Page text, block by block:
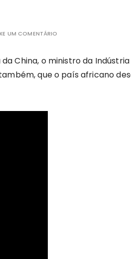
UM COMENTÁRIO
China, o ministro da
que o país africano